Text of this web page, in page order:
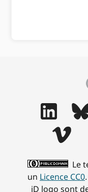
Le
un Licence CC0
iD logo sont